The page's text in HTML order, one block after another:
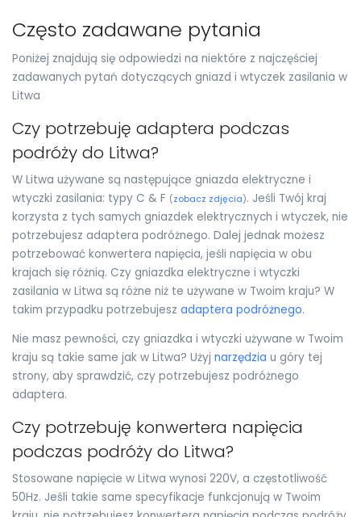
Często zadawane pytania
Poniżej znajdują się odpowiedzi na niektóre z najczęściej
zadawanych pytań dotyczących gniazd i wtyczek zasilania w
Litwa
Czy potrzebuję adaptera podczas
podróży do Litwa?
W Litwa używane są następujące gniazda elektryczne i
wtyczki zasilania: typy C & F (zobacz zdjęcia). Jeśli Twój kraj
korzysta z tych samych gniazdek elektrycznych i wtyczek, nie
potrzebujesz adaptera podróżnego. Dalej jednak możesz
potrzebować konwertera napięcia, jeśli napięcia w obu
krajach się różnią. Czy gniazdka elektryczne i wtyczki
zasilania w Litwa są różne niż te używane w Twoim kraju? W
takim przypadku potrzebujesz adaptera podróżnego.
Nie masz pewności, czy gniazdka i wtyczki używane w Twoim
kraju są takie same jak w Litwa? Użyj narzędzia u góry tej
strony, aby sprawdzić, czy potrzebujesz podróżnego
adaptera.
Czy potrzebuję konwertera napięcia
podczas podróży do Litwa?
Stosowane napięcie w Litwa wynosi 220V, a częstotliwość
50Hz. Jeśli takie same specyfikacje funkcjonują w Twoim